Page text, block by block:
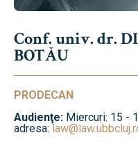
Conf. univ. dr.
BOTĂU
PRODECAN
Audienţe: Miercuri: 15 -
adresa: